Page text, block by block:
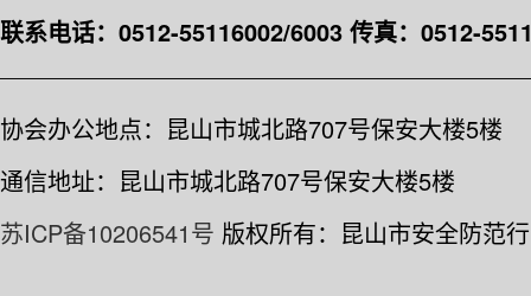
联系电话：0512-55116002/6003 传真：0512-
协会办公地点：昆山市城北路707号保安大楼5楼
通信地址：昆山市城北路707号保安大楼5楼
苏ICP备10206541号 版权所有：昆山市安全防范